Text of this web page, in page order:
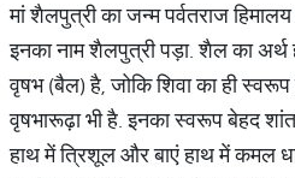
मां शैलपुत्री का जन्म पर्वतराज
इनका नाम शैलपुत्री पड़ा. शैल का अर्थ
वृषभ (बैल) है, जोकि शिवा का ही
वृषभारूढ़ा भी है. इनका स्वरूप बेहद
हाथ में त्रिशूल और बाएं हाथ में कमल